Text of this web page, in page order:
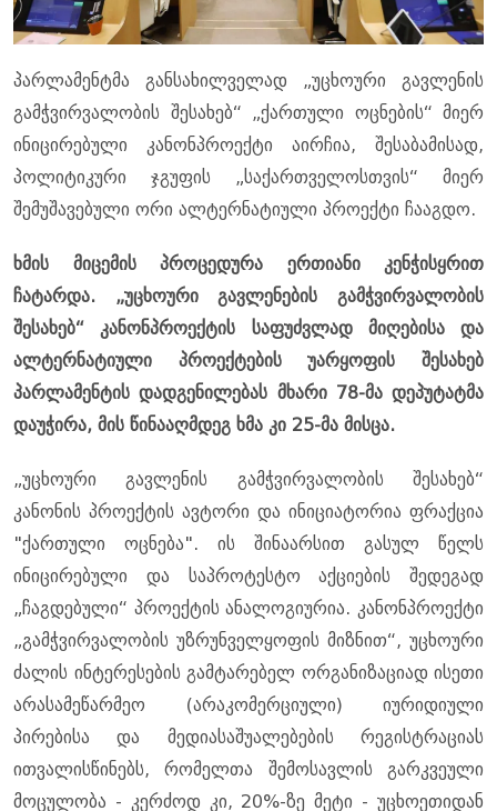
პარლამენტმა განსახილველად „უცხოური გავლენის
გამჭვირვალობის შესახებ“ „ქართული ოცნების“ მიერ
ინიცირებული კანონპროექტი აირჩია, შესაბამისად,
პოლიტიკური ჯგუფის „საქართველოსთვის“ მიერ
შემუშავებული ორი ალტერნატიული პროექტი ჩააგდო.
ხმის მიცემის პროცედურა ერთიანი კენჭისყრით
ჩატარდა. „უცხოური გავლენების გამჭვირვალობის
შესახებ“ კანონპროექტის საფუძვლად მიღებისა და
ალტერნატიული პროექტების უარყოფის შესახებ
პარლამენტის დადგენილებას მხარი 78-მა დეპუტატმა
დაუჭირა, მის წინააღმდეგ ხმა კი 25-მა მისცა.
„უცხოური გავლენის გამჭვირვალობის შესახებ“
კანონის პროექტის ავტორი და ინიციატორია ფრაქცია
"ქართული ოცნება". ის შინაარსით გასულ წელს
ინიცირებული და საპროტესტო აქციების შედეგად
„ჩაგდებული“ პროექტის ანალოგიურია. კანონპროექტი
„გამჭვირვალობის უზრუნველყოფის მიზნით“, უცხოური
ძალის ინტერესების გამტარებელ ორგანიზაციად ისეთი
არასამეწარმეო (არაკომერციული) იურიდიული
პირებისა და მედიასაშუალებების რეგისტრაციას
ითვალისწინებს, რომელთა შემოსავლის გარკვეული
მოცულობა - კერძოდ კი, 20%-ზე მეტი - უცხოეთიდან